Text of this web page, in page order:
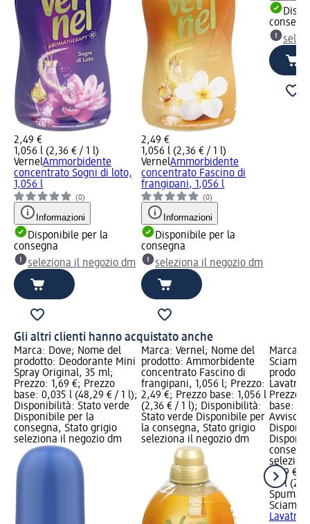
2,49 €
1,056 l (2,36 € / 1 l)
VernelAmmorbidente
concentrato Sogni di loto,
1,056 l
(0)
Informazioni
Disponibile per la
consegna
seleziona il negozio dm
2,49 €
1,056 l (2,36 € / 1 l)
VernelAmmorbidente
concentrato Fascino di
frangipani, 1,056 l
(0)
Informazioni
Disponibile per la
consegna
seleziona il negozio dm
Gli altri clienti hanno acquistato anche
Marca: Dove; Nome del
prodotto: Deodorante Mini
Spray Original, 35 ml;
Prezzo: 1,69 €; Prezzo
base: 0,035 l (48,29 € / 1 l);
Disponibilità: Stato verde
Disponibile per la
consegna, Stato grigio
seleziona il negozio dm
Marca: Vernel; Nome del
prodotto: Ammorbidente
concentrato Fascino di
frangipani, 1,056 l; Prezzo:
2,49 €; Prezzo base: 1,056 l
(2,36 € / 1 l); Disponibilità:
Stato verde Disponibile per
la consegna, Stato grigio
seleziona il negozio dm
Marca:
Prezzo:
base:
Avviso
4,49 €
1,7 l
Spuma